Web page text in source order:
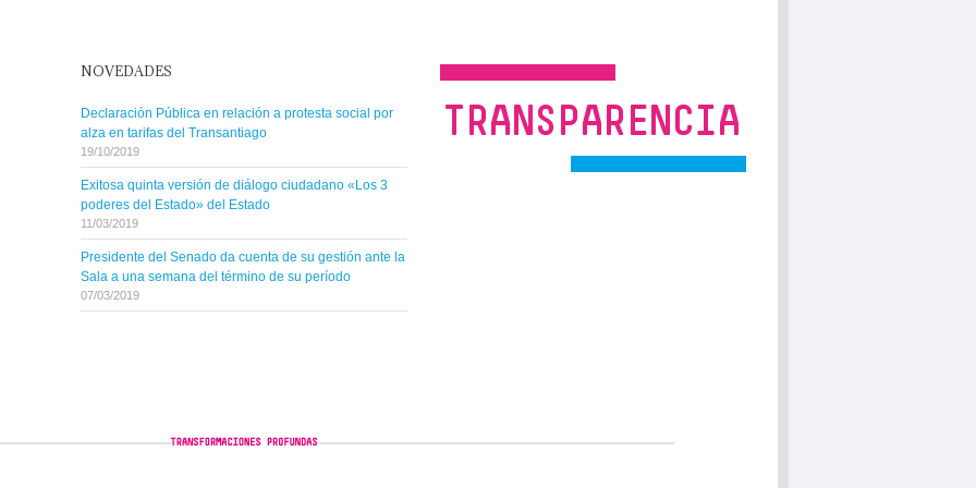
NOVEDADES
Declaración Pública en relación a protesta social por
alza en tarifas del Transantiago
19/10/2019
Exitosa quinta versión de diálogo ciudadano «Los 3
poderes del Estado» del Estado
11/03/2019
Presidente del Senado da cuenta de su gestión ante la
Sala a una semana del término de su período
07/03/2019